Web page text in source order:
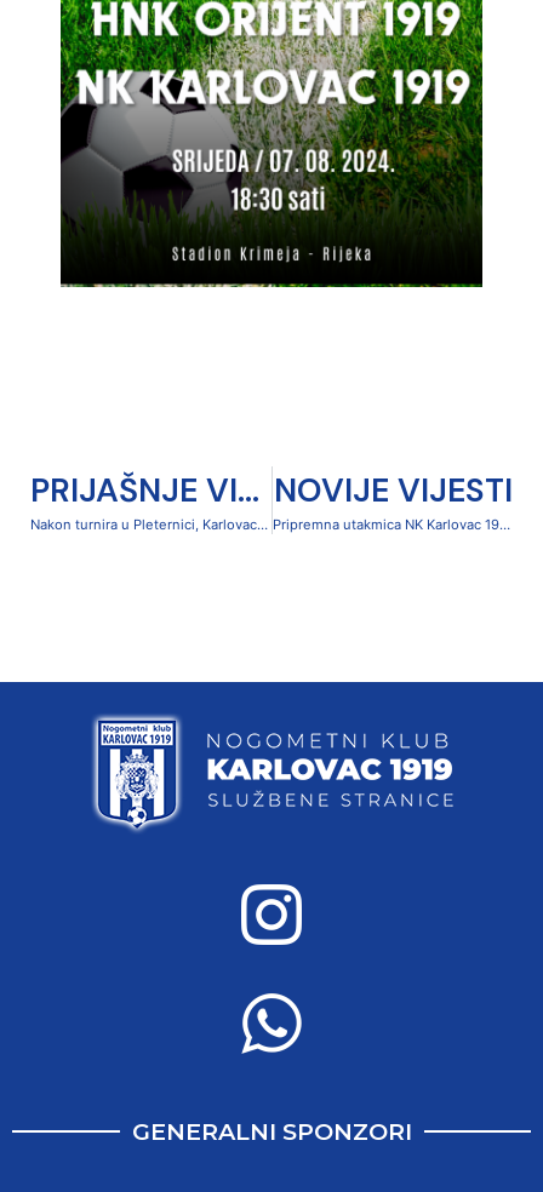
PRIJAŠNJE VIJESTI
Nakon turnira u Pleternici, Karlovac 1919 gostuje kod Orijenta 1919
NOVIJE VIJESTI
Pripremna utakmica NK Karlovac 1919 – NK Lučko, subota 10.08. u 10,00 sati
GENERALNI SPONZORI